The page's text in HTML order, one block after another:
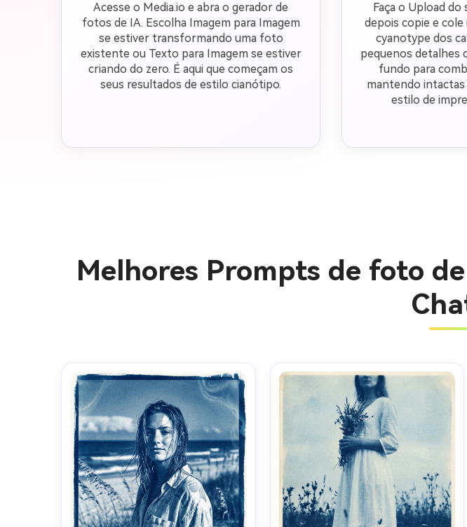
Acesse o Media.io e abra o gerador de
fotos de IA. Escolha Imagem para Imagem
se estiver transformando uma foto
existente ou Texto para Imagem se estiver
criando do zero. É aqui que começam os
seus resultados de estilo cianótipo.
Faça o Upload
depois copie e
cyanotype dos
pequenos detalhes
fundo para
mantendo intactas
estilo de
Melhores Prompts de foto